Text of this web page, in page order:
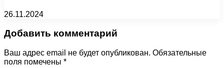
26.11.2024
Добавить комментарий
Ваш адрес email не будет опубликован. Обязательные
поля помечены *